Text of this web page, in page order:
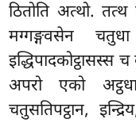
ठितोति अत्थो.
मग्गङ्गवसेन
इद्धिपादकोट्ठासस्स च
अपरो एको
चतुसतिपट्ठान,